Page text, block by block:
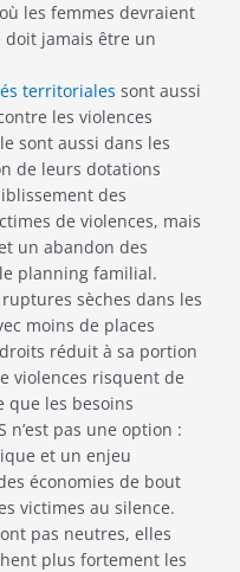
les femmes devraient
doit jamais être un
territoriales sont aussi
les violences
sont aussi dans les
de leurs dotations
des
de violences, mais
un abandon des
planning familial.
sèches dans les
moins de places
réduit à sa portion
violences risquent de
que les besoins
n’est pas une option :
et un enjeu
économies de bout
victimes au silence.
pas neutres, elles
plus fortement les